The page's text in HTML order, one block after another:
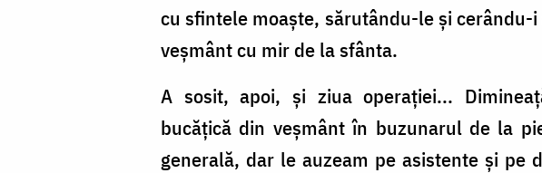
cu sfintele moaște, sărutându-le și
veșmânt cu mir de la sfânta.
A sosit, apoi, și ziua operației...
bucățică din veșmânt în buzunarul de la
generală, dar le auzeam pe asistente și